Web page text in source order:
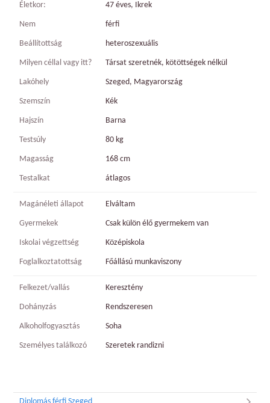
Életkor: 47 éves, Ikrek
Nem férfi
Beállítottság heteroszexuális
Milyen céllal vagy itt? Társat szeretnék, kötöttségek nélkül
Lakóhely Szeged, Magyarország
Szemszín Kék
Hajszín Barna
Testsúly 80 kg
Magasság 168 cm
Testalkat átlagos
Magánéleti állapot Elváltam
Gyermekek Csak külön élő gyermekem van
Iskolai végzettség Középiskola
Foglalkoztatottság Főállású munkaviszony
Felkezet/vallás Keresztény
Dohányzás Rendszeresen
Alkoholfogyasztás Soha
Személyes találkozó Szeretek randizni